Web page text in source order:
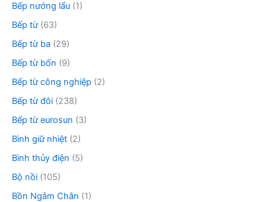
Bếp nướng lẩu (1)
Bếp từ (63)
Bếp từ ba (29)
Bếp từ bốn (9)
Bếp từ công nghiệp (2)
Bếp từ đôi (238)
Bếp từ eurosun (3)
Bình giữ nhiệt (2)
Bình thủy điện (5)
Bộ nồi (105)
Bồn Ngâm Chân (1)